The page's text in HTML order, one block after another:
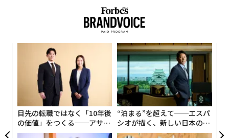
目先の転職ではなく「10年後
の価値」をつくる──アサイ
ンの長期伴走型支援とは
“泊まる”を超えて──エスパ
シオが描く、新しい日本のラ
グジュアリー（前編）